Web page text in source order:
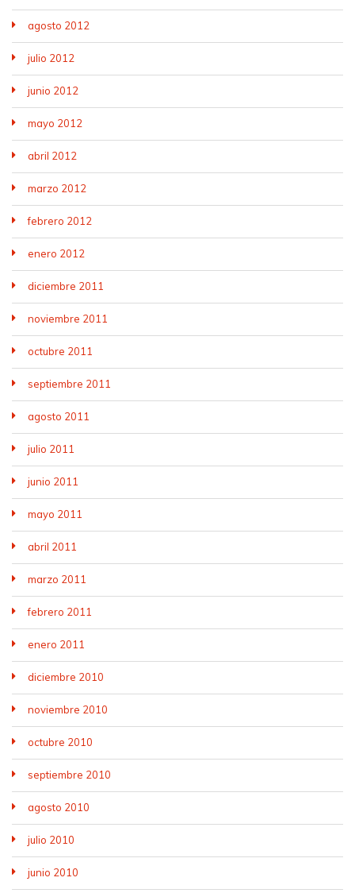
agosto 2012
julio 2012
junio 2012
mayo 2012
abril 2012
marzo 2012
febrero 2012
enero 2012
diciembre 2011
noviembre 2011
octubre 2011
septiembre 2011
agosto 2011
julio 2011
junio 2011
mayo 2011
abril 2011
marzo 2011
febrero 2011
enero 2011
diciembre 2010
noviembre 2010
octubre 2010
septiembre 2010
agosto 2010
julio 2010
junio 2010